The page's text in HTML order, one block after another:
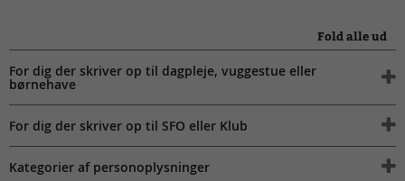
Fold alle ud
For dig der skriver op til dagpleje, vuggestue eller
børnehave
For dig der skriver op til SFO eller Klub
Kategorier af personoplysninger